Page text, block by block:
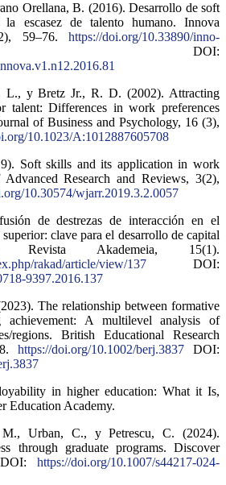
Orellana, B. (2016). Desarrollo de soft
escasez de talento humano. Innova
59–76. https://doi.org/10.33890/inno-
L., y Bretz Jr., R. D. (2002). Attracting
talent: Differences in work preferences
of Business and Psychology, 16 (3),
10.1023/A:1012887605708
Soft skills and its application in work
Research and Reviews, 3(2),
10.30574/wjarr.2019.3.2.0057
de destrezas de interacción en el
clave para el desarrollo de capital
Revista Akademeia, 15(1).
rakad/article/view/137 DOI:
9397.2016.137
The relationship between formative
achievement: A multilevel analysis of
regions. British Educational Research
https://doi.org/10.1002/berj.3837 DOI:
in higher education: What it Is,
Education Academy.
Urban, C., y Petrescu, C. (2024).
through graduate programs. Discover
https://doi.org/10.1007/s44217-024-